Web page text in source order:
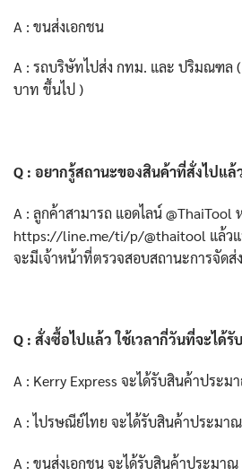
A : ขนส่งเอกชน
A : รถบริษัทไปส่ง กทม. และ ปริมณฑล
บาท ขึ้นไป )
Q : อยากรู้สถานะของสินค้าที่สั่งไปแล้
A : ลูกค้าสามารถ แอดไลน์ @ThaiTool
https://line.me/ti/p/@thaitool แล้ว
จะมีเจ้าหน้าที่ตรวจสอบสถานะการจัดส่
Q : สั่งซื้อไปแล้ว ใช้เวลากี่วันที่จะได้รั
A : Kerry Express จะได้รับสินค้าประม
A : ไปรษณีย์ไทย จะได้รับสินค้าประมา
A : ขนส่งเอกชน จะได้รับสินค้าประมาณ